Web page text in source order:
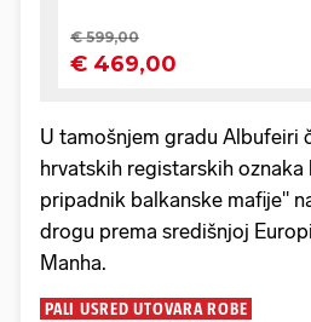
U tamošnjem gradu Albufeiri
hrvatskih registarskih
pripadnik balkanske mafije"
drogu prema središnjoj
Manha.
PALI USRED UTOVARA ROBE